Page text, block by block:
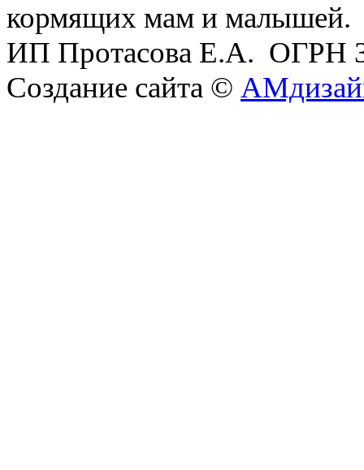
кормящих мам и малышей.
ИП Протасова Е.А. ОГРН
Создание сайта ©